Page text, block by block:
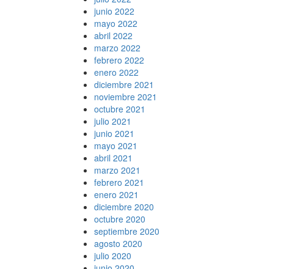
junio 2022
mayo 2022
abril 2022
marzo 2022
febrero 2022
enero 2022
diciembre 2021
noviembre 2021
octubre 2021
julio 2021
junio 2021
mayo 2021
abril 2021
marzo 2021
febrero 2021
enero 2021
diciembre 2020
octubre 2020
septiembre 2020
agosto 2020
julio 2020